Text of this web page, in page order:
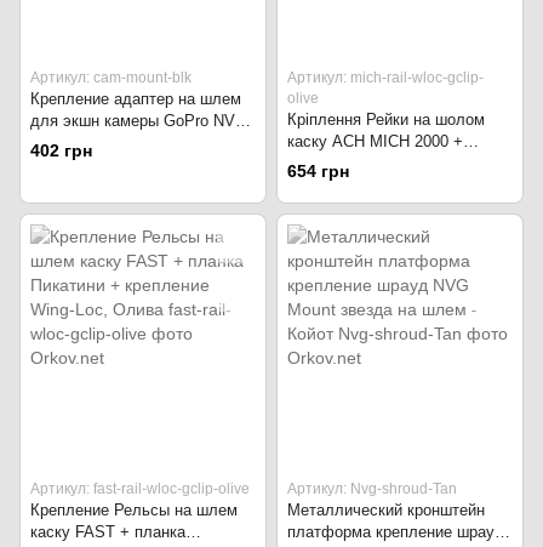
Артикул: cam-mount-blk
Крепление адаптер на шлем
для экшн камеры GoPro NVG
Mount
402 грн
Артикул: mich-rail-wloc-gclip-
olive
Кріплення Рейки на шолом
каску ACH MICH 2000 +
планка Пікатіні + кріплення
Wing-Loc, Олива
654 грн
Артикул: fast-rail-wloc-gclip-olive
Крепление Рельсы на шлем
каску FAST + планка
Артикул: Nvg-shroud-Tan
Металлический кронштейн
платформа крепление шрауд